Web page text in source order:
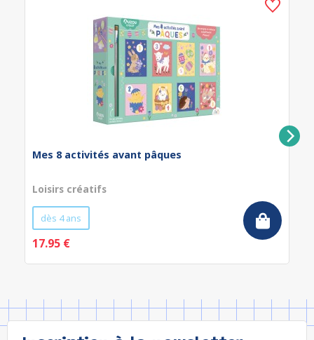
Mes 8 activités avant pâques
Loisirs créatifs
dès 4 ans
17.95 €